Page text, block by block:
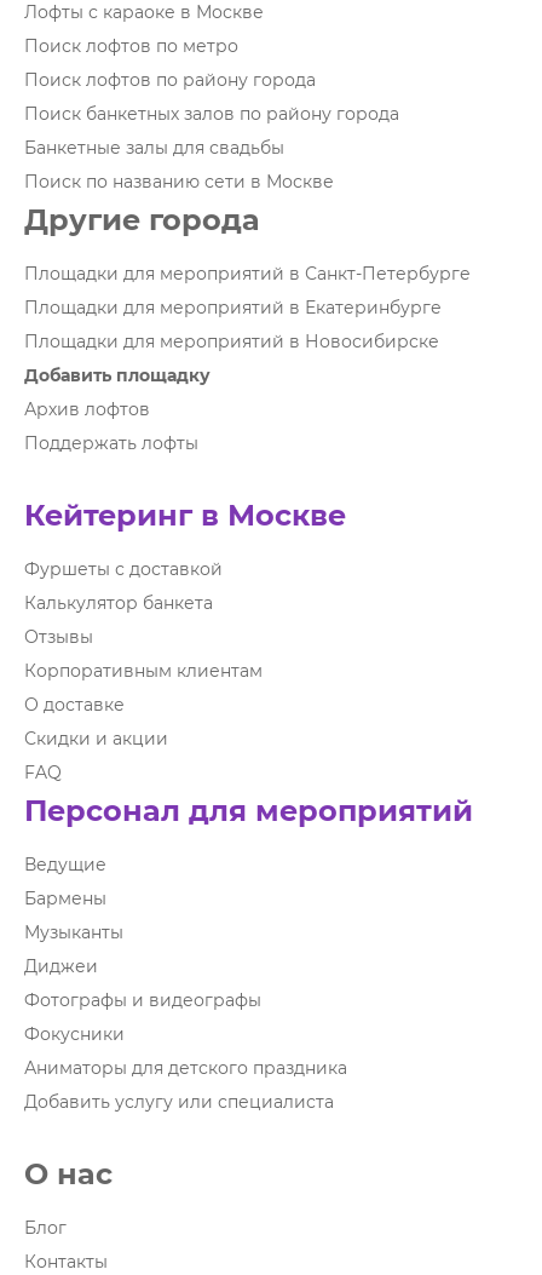
Лофты с караоке в Москве
Поиск лофтов по метро
Поиск лофтов по району города
Поиск банкетных залов по району города
Банкетные залы для свадьбы
Поиск по названию сети в Москве
Другие города
Площадки для мероприятий в Санкт-Петербурге
Площадки для мероприятий в Екатеринбурге
Площадки для мероприятий в Новосибирске
Добавить площадку
Архив лофтов
Поддержать лофты
Кейтеринг в Москве
Фуршеты с доставкой
Калькулятор банкета
Отзывы
Корпоративным клиентам
О доставке
Скидки и акции
FAQ
Персонал для мероприятий
Ведущие
Бармены
Музыканты
Диджеи
Фотографы и видеографы
Фокусники
Аниматоры для детского праздника
Добавить услугу или специалиста
О нас
Блог
Контакты